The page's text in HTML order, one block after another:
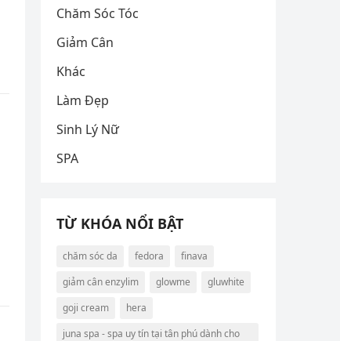
Chăm Sóc Tóc
Giảm Cân
Khác
Làm Đẹp
Sinh Lý Nữ
SPA
TỪ KHÓA NỔI BẬT
chăm sóc da fedora
finava
giảm cân enzylim
glowme
gluwhite
goji cream
hera
juna spa - spa uy tín tại tân phú dành cho